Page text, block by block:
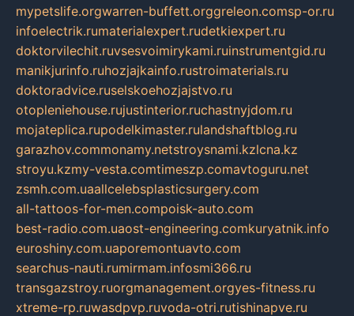
mypetslife.orgwarren-buffett.orggreleon.comsp-or.ru
infoelectrik.rumaterialexpert.rudetkiexpert.ru
doktorvilechit.ruvsesvoimirykami.ruinstrumentgid.ru
manikjurinfo.ruhozjajkainfo.rustroimaterials.ru
doktoradvice.ruselskoehozjajstvo.ru
otopleniehouse.rujustinterior.ruchastnyjdom.ru
mojateplica.rupodelkimaster.rulandshaftblog.ru
garazhov.commonamy.netstroysnami.kzlcna.kz
stroyu.kzmy-vesta.comtimeszp.comavtoguru.net
zsmh.com.uaallcelebsplasticsurgery.com
all-tattoos-for-men.compoisk-auto.com
best-radio.com.uaost-engineering.comkuryatnik.info
euroshiny.com.uaporemontuavto.com
searchus-nauti.rumirmam.infosmi366.ru
transgazstroy.ruorgmanagement.orgyes-fitness.ru
xtreme-rp.ruwasdpvp.ruvoda-otri.rutishinapve.ru